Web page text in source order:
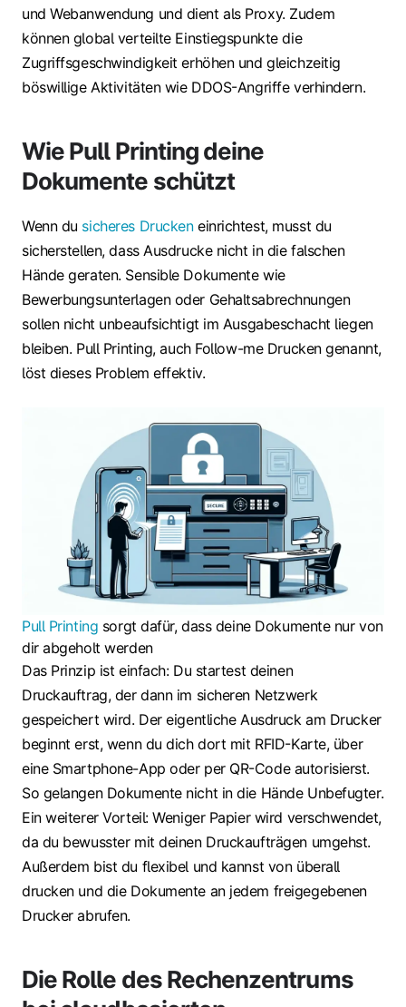
und Webanwendung und dient als Proxy. Zudem
können global verteilte Einstiegspunkte die
Zugriffsgeschwindigkeit erhöhen und gleichzeitig
böswillige Aktivitäten wie DDOS-Angriffe verhindern.
Wie Pull Printing deine
Dokumente schützt
Wenn du sicheres Druckeneinrichtest, musst du
sicherstellen, dass Ausdrucke nicht in die falschen
Hände geraten. Sensible Dokumente wie
Bewerbungsunterlagen oder Gehaltsabrechnungen
sollen nicht unbeaufsichtigt im Ausgabeschacht liegen
bleiben. Pull Printing, auch Follow-me Drucken genannt,
löst dieses Problem effektiv.
Pull Printing sorgt dafür, dass deine Dokumente nur von
dir abgeholt werden
Das Prinzip ist einfach: Du startest deinen
Druckauftrag, der dann im sicheren Netzwerk
gespeichert wird. Der eigentliche Ausdruck am Drucker
beginnt erst, wenn du dich dort mit RFID-Karte, über
eine Smartphone-App oder per QR-Code autorisierst.
So gelangen Dokumente nicht in die Hände Unbefugter.
Ein weiterer Vorteil: Weniger Papier wird verschwendet,
da du bewusster mit deinen Druckaufträgen umgehst.
Außerdem bist du flexibel und kannst von überall
drucken und die Dokumente an jedem freigegebenen
Drucker abrufen.
Die Rolle des Rechenzentrums